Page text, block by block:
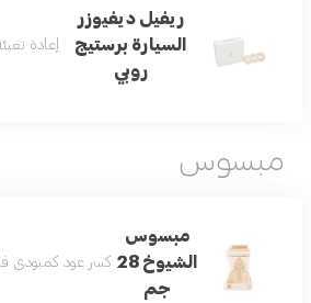
ريفيل ديفيوزر
السيارة برستيج
روبي
إعادة
مبسوس
مبسوس
الشيوخ 28
جم
كسر عود كمبودي